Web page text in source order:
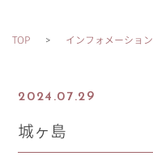
TOP インフォメーション
2024.07.29
城ヶ島